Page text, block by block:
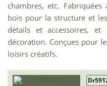
chambres, etc.
bois pour la structure et
détails et accessoires,
décoration. Conçues pour
loisirs créatifs.